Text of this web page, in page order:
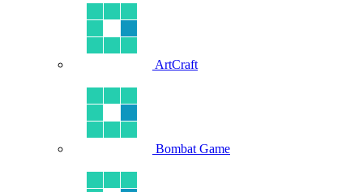
ArtCraft
Bombat Game